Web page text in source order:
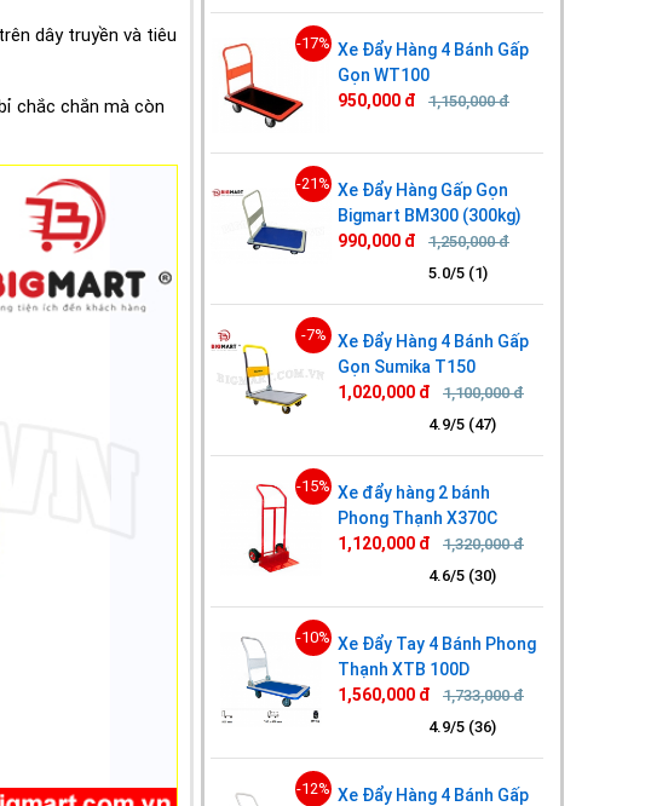
dây truyền và tiêu
chắc chắn mà còn
-17% Xe Đẩy Hàng 4 Bánh Gấp
Gọn WT100
950,000 đ
1,150,000 đ
-21% Xe Đẩy Hàng Gấp Gọn
Bigmart BM300 (300kg)
990,000 đ
1,250,000 đ
5.0/5 (1)
-7%
Xe Đẩy Hàng 4 Bánh Gấp
Gọn Sumika T150
1,020,000 đ
1,100,000 đ
4.9/5 (47)
-15% Xe đẩy hàng 2 bánh
Phong Thạnh X370C
1,120,000 đ
1,320,000 đ
4.6/5 (30)
-10% Xe Đẩy Tay 4 Bánh Phong
Thạnh XTB 100D
1,560,000 đ
1,733,000 đ
4.9/5 (36)
-12% Xe Đẩy Hàng 4 Bánh Gấp